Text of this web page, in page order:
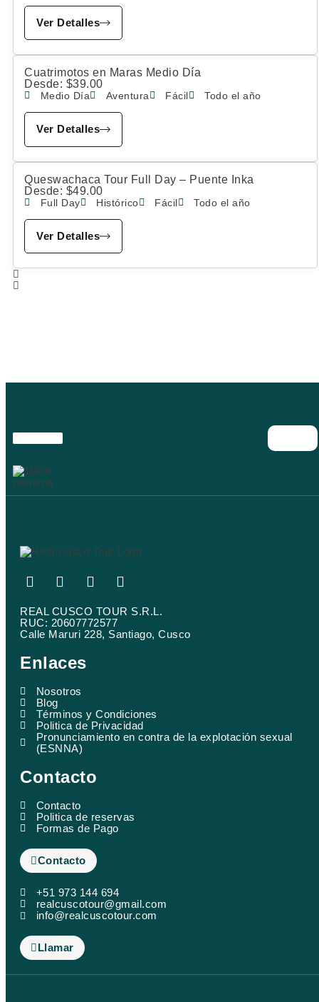
Ver Detalles
Cuatrimotos en Maras Medio Día
Desde: $39.00
Medio Día Aventura Fácil Todo el año
Ver Detalles
Queswachaca Tour Full Day – Puente Inka
Desde: $49.00
Full Day Histórico Fácil Todo el año
Ver Detalles
F
c
e
b
o
Y
u
t
u
e
I
s
t
a
T
i
a
o
r
REAL CUSCO TOUR S.R.L.
RUC: 20607772577
Calle Maruri 228, Santiago, Cusco
Enlaces
Nosotros
Blog
Términos y Condiciones
Politica de Privacidad
Pronunciamiento en contra de la explotación sexual
(ESNNA)
Contacto
Contacto
Politica de reservas
Formas de Pago
Contacto
+51 973 144 694
realcuscotour@gmail.com
info@realcuscotour.com
Llamar